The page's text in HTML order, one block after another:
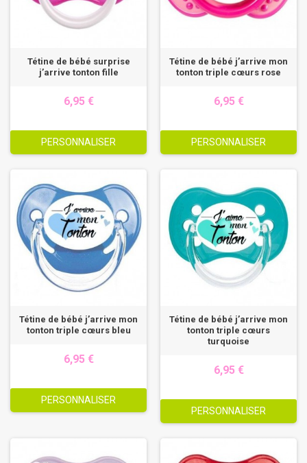
Tétine de bébé surprise
j’arrive tonton fille
6,95 €
PERSONNALISER
Tétine de bébé j’arrive mon
tonton triple cœurs rose
6,95 €
PERSONNALISER
Tétine de bébé j’arrive mon
tonton triple cœurs bleu
6,95 €
PERSONNALISER
Tétine de bébé j’arrive mon
tonton triple cœurs
turquoise
6,95 €
PERSONNALISER